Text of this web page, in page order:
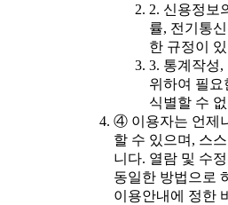
2. 신용정보
률, 전기통
한 규정이
3. 통계작성
위하여 필요
식별할 수
④ 이용자는 언제
할 수 있으며, 스
니다. 열람 및 수
동일한 방법으로
이용안내에 정한